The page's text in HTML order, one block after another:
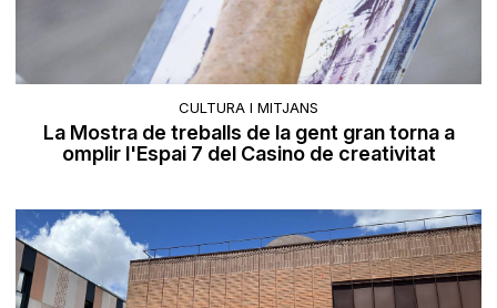
CULTURA I MITJANS
La Mostra de treballs de la gent gran torna a
omplir l'Espai 7 del Casino de creativitat